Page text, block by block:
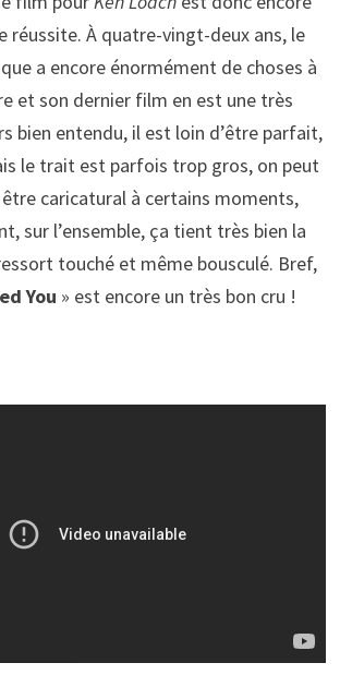
réussite. À quatre-vingt-deux ans, le
a encore énormément de choses à
et son dernier film en est une très
bien entendu, il est loin d’être parfait,
le trait est parfois trop gros, on peut
caricatural à certains moments,
sur l’ensemble, ça tient très bien la
touché et même bousculé. Bref,
You » est encore un très bon cru !